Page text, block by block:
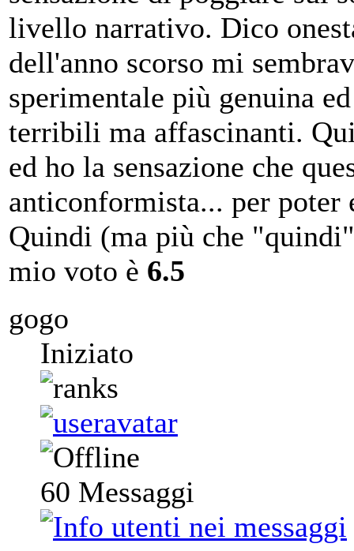
livello narrativo. Dico
dell'anno scorso mi
sperimentale più genuina
terribili ma affascinanti.
ed ho la sensazione che
anticonformista... per poter
Quindi (ma più che
mio voto è 6.5
gogo
Iniziato
60 Messaggi